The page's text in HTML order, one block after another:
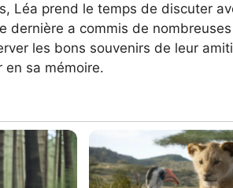
Léa prend le temps de discuter
dernière a commis de
les bons souvenirs de leur
en sa mémoire.